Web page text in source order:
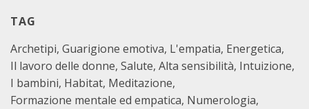
TAG
Archetipi Guarigione emotiva L'empatia Energetica
Il lavoro delle donne Salute Alta sensibilità Intuizione
I bambini Habitat Meditazione
Formazione mentale ed empatica Numerologia